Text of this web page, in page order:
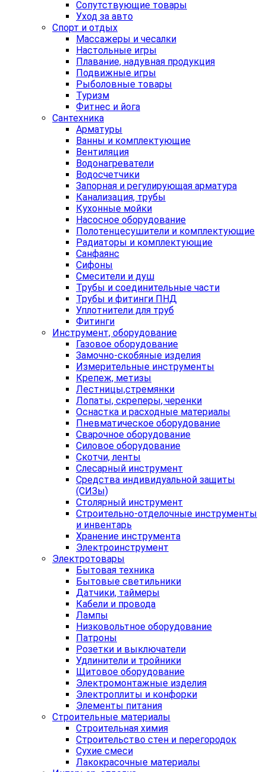
Сопутствующие товары
Уход за авто
Спорт и отдых
Массажеры и чесалки
Настольные игры
Плавание, надувная продукция
Подвижные игры
Рыболовные товары
Туризм
Фитнес и йога
Сантехника
Арматуры
Ванны и комплектующие
Вентиляция
Водонагреватели
Водосчетчики
Запорная и регулирующая арматура
Канализация, трубы
Кухонные мойки
Насосное оборудование
Полотенцесушители и комплектующие
Радиаторы и комплектующие
Санфаянс
Сифоны
Смесители и душ
Трубы и соединительные части
Трубы и фитинги ПНД
Уплотнители для труб
Фитинги
Инструмент, оборудование
Газовое оборудование
Замочно-скобяные изделия
Измерительные инструменты
Крепеж, метизы
Лестницы,стремянки
Лопаты, скреперы, черенки
Оснастка и расходные материалы
Пневматическое оборудование
Сварочное оборудование
Силовое оборудование
Скотчи, ленты
Слесарный инструмент
Средства индивидуальной защиты
(СИЗы)
Столярный инструмент
Строительно-отделочные инструменты
и инвентарь
Хранение инструмента
Электроинструмент
Электротовары
Бытовая техника
Бытовые светильники
Датчики, таймеры
Кабели и провода
Лампы
Низковольтное оборудование
Патроны
Розетки и выключатели
Удлинители и тройники
Щитовое оборудование
Электромонтажные изделия
Электроплиты и конфорки
Элементы питания
Строительные материалы
Строительная химия
Строительство стен и перегородок
Сухие смеси
Лакокрасочные материалы